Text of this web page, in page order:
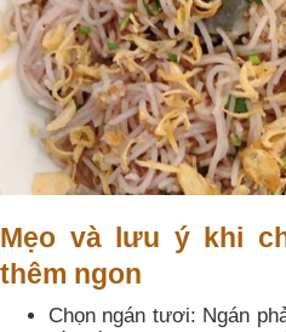
Mẹo và lưu ý khi
thêm ngon
Chọn ngán tươi: Ngán